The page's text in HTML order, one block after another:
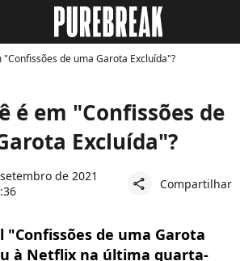
"Confissões de uma Garota Excluída"?
é em "Confissões de
Excluída"?
de 2021
share Compartilhar
"Confissões de uma Garota
à Netflix na última quarta-